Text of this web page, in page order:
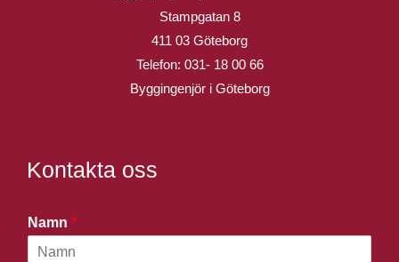
Stampgatan 8
411 03 Göteborg
Telefon: 031- 18 00 66
Byggingenjör i Göteborg
Kontakta oss
Namn *